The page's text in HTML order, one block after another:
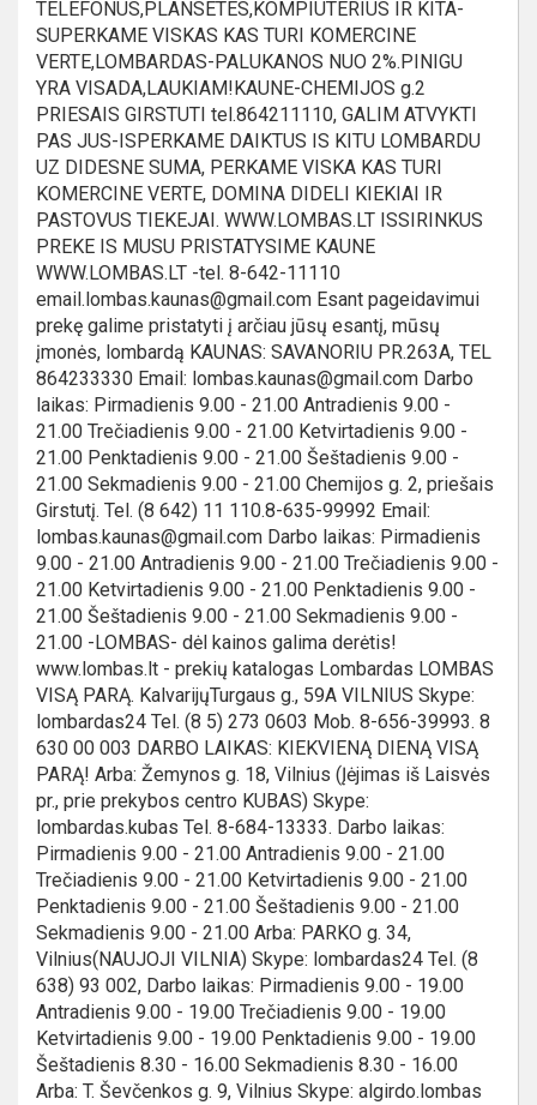
TELEFONUS,PLANSETES,KOMPIUTERIUS IR KITA-
SUPERKAME VISKAS KAS TURI KOMERCINE
VERTE,LOMBARDAS-PALUKANOS NUO 2%.PINIGU
YRA VISADA,LAUKIAM!KAUNE-CHEMIJOS g.2
PRIESAIS GIRSTUTI tel.864211110, GALIM ATVYKTI
PAS JUS-ISPERKAME DAIKTUS IS KITU LOMBARDU
UZ DIDESNE SUMA, PERKAME VISKA KAS TURI
KOMERCINE VERTE, DOMINA DIDELI KIEKIAI IR
PASTOVUS TIEKEJAI. WWW.LOMBAS.LT ISSIRINKUS
PREKE IS MUSU PRISTATYSIME KAUNE
WWW.LOMBAS.LT -tel. 8-642-11110
email.lombas.kaunas@gmail.com Esant pageidavimui
prekę galime pristatyti į arčiau jūsų esantį, mūsų
įmonės, lombardą KAUNAS: SAVANORIU PR.263A, TEL
864233330 Email: lombas.kaunas@gmail.com Darbo
laikas: Pirmadienis 9.00 - 21.00 Antradienis 9.00 -
21.00 Trečiadienis 9.00 - 21.00 Ketvirtadienis 9.00 -
21.00 Penktadienis 9.00 - 21.00 Šeštadienis 9.00 -
21.00 Sekmadienis 9.00 - 21.00 Chemijos g. 2, priešais
Girstutį. Tel. (8 642) 11 110.8-635-99992 Email:
lombas.kaunas@gmail.com Darbo laikas: Pirmadienis
9.00 - 21.00 Antradienis 9.00 - 21.00 Trečiadienis 9.00 -
21.00 Ketvirtadienis 9.00 - 21.00 Penktadienis 9.00 -
21.00 Šeštadienis 9.00 - 21.00 Sekmadienis 9.00 -
21.00 -LOMBAS- dėl kainos galima derėtis!
www.lombas.lt - prekių katalogas Lombardas LOMBAS
VISĄ PARĄ. KalvarijųTurgaus g., 59A VILNIUS Skype:
lombardas24 Tel. (8 5) 273 0603 Mob. 8-656-39993. 8
630 00 003 DARBO LAIKAS: KIEKVIENĄ DIENĄ VISĄ
PARĄ! Arba: Žemynos g. 18, Vilnius (Įėjimas iš Laisvės
pr., prie prekybos centro KUBAS) Skype:
lombardas.kubas Tel. 8-684-13333. Darbo laikas:
Pirmadienis 9.00 - 21.00 Antradienis 9.00 - 21.00
Trečiadienis 9.00 - 21.00 Ketvirtadienis 9.00 - 21.00
Penktadienis 9.00 - 21.00 Šeštadienis 9.00 - 21.00
Sekmadienis 9.00 - 21.00 Arba: PARKO g. 34,
Vilnius(NAUJOJI VILNIA) Skype: lombardas24 Tel. (8
638) 93 002, Darbo laikas: Pirmadienis 9.00 - 19.00
Antradienis 9.00 - 19.00 Trečiadienis 9.00 - 19.00
Ketvirtadienis 9.00 - 19.00 Penktadienis 9.00 - 19.00
Šeštadienis 8.30 - 16.00 Sekmadienis 8.30 - 16.00
Arba: T. Ševčenkos g. 9, Vilnius Skype: algirdo.lombas